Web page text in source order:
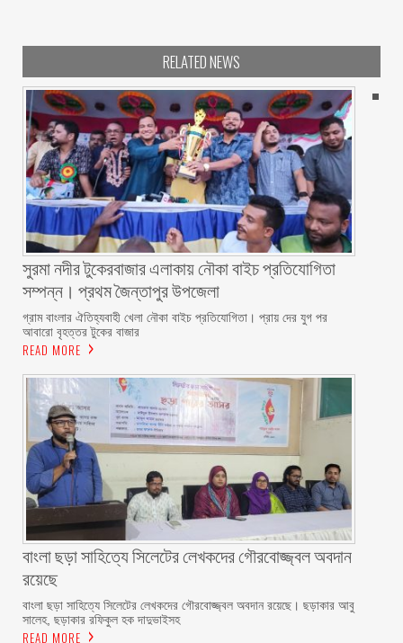
RELATED NEWS
সুরমা নদীর টুকেরবাজার এলাকায় নৌকা বাইচ প্রতিযোগিতা
সম্পন্ন। প্রথম জৈন্তাপুর উপজেলা
গ্রাম বাংলার ঐতিহ্যবাহী খেলা নৌকা বাইচ প্রতিযোগিতা। প্রায় দের যুগ পর
আবারো বৃহত্তর টুকের বাজার
READ MORE
বাংলা ছড়া সাহিত্যে সিলেটের লেখকদের গৌরবোজ্জ্বল অবদান
রয়েছে
বাংলা ছড়া সাহিত্যে সিলেটের লেখকদের গৌরবোজ্জ্বল অবদান রয়েছে। ছড়াকার আবু
সালেহ, ছড়াকার রফিকুল হক দাদুভাইসহ
READ MORE